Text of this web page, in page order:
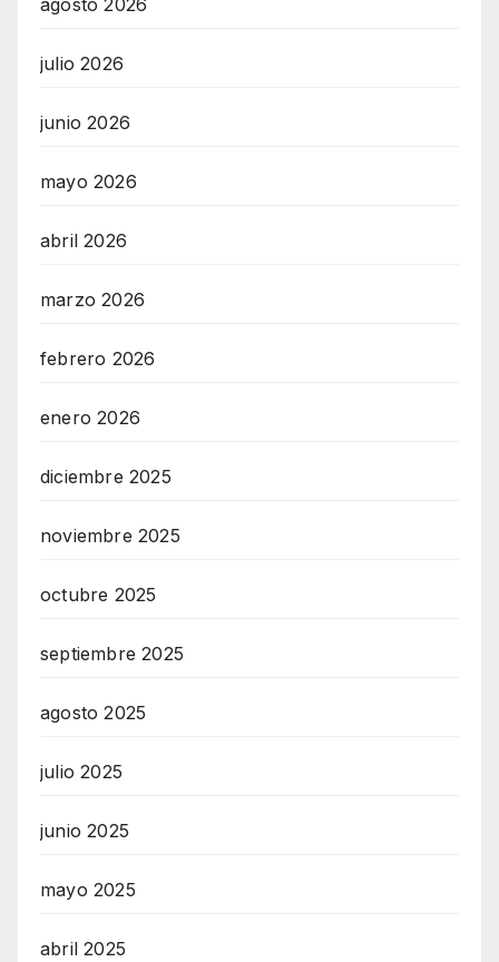
agosto 2026
julio 2026
junio 2026
mayo 2026
abril 2026
marzo 2026
febrero 2026
enero 2026
diciembre 2025
noviembre 2025
octubre 2025
septiembre 2025
agosto 2025
julio 2025
junio 2025
mayo 2025
abril 2025